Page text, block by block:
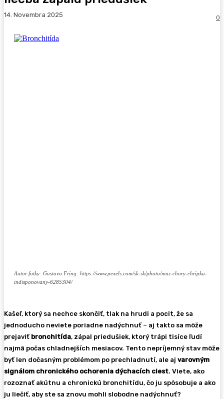
14. Novembra 2025 0
Autor fotky: Gustavo Fring: https://www.pexels.com/sk-sk/photo/muz-chory-chripka-
indisponovany-6285304/
Kašeľ, ktorý sa nechce skončiť, tlak na hrudi a pocit, že sa
jednoducho neviete poriadne nadýchnuť – aj takto sa môže
prejaviť bronchitída, zápal priedušiek, ktorý trápi tisíce ľudí
najmä počas chladnejších mesiacov. Tento nepríjemný stav môže
byť len dočasným problémom po prechladnutí, ale aj varovným
signálom chronického ochorenia dýchacích ciest. Viete, ako
rozoznať akútnu a chronickú bronchitídu, čo ju spôsobuje a ako
ju liečiť, aby ste sa znovu mohli slobodne nadýchnuť?